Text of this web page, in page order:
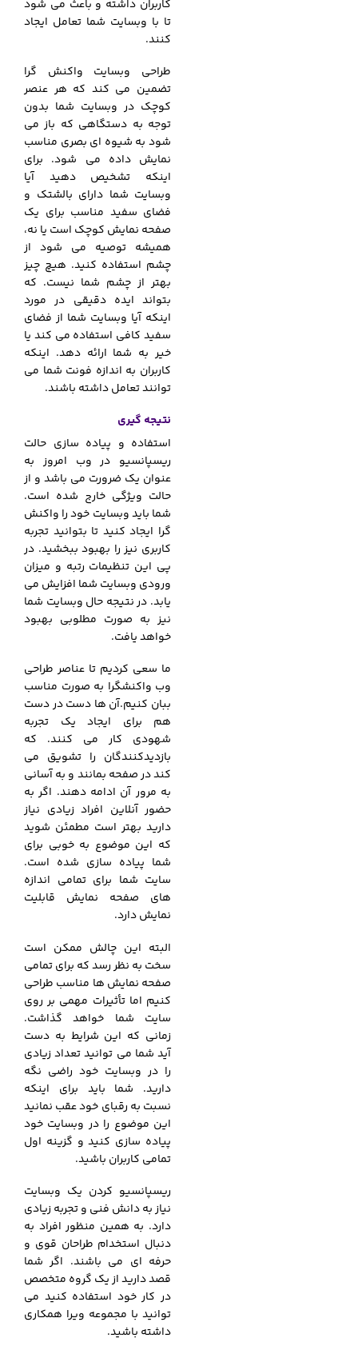
کاربران داشته و باعث می شود
تا با وبسایت شما تعامل ایجاد
کنند.
طراحی وبسایت واکنش گرا
تضمین می کند که هر عنصر
کوچک در وبسایت شما بدون
توجه به دستگاهی که باز می
شود به شیوه ای بصری مناسب
نمایش داده می شود. برای
اینکه تشخیص دهید آیا
وبسایت شما دارای بالشتک و
فضای سفید مناسب برای یک
صفحه نمایش کوچک است یا نه،
همیشه توصیه می شود از
چشم استفاده کنید. هیچ چیز
بهتر از چشم شما نیست. که
بتواند ایده دقیقی در مورد
اینکه آیا وبسایت شما از فضای
سفید کافی استفاده می کند یا
خیر به شما ارائه دهد. اینکه
کاربران به اندازه فونت شما می
توانند تعامل داشته باشند.
نتیجه گیری
استفاده و پیاده سازی حالت
ریسپانسیو در وب امروز به
عنوان یک ضرورت می باشد و از
حالت ویژگی خارج شده است.
شما باید وبسایت خود را واکنش
گرا ایجاد کنید تا بتوانید تجربه
کاربری نیز را بهبود ببخشید. در
پی این تنظیمات رتبه و میزان
ورودی وبسایت شما افزایش می
یابد. در نتیجه حال وبسایت شما
نیز به صورت مطلوبی بهبود
خواهد یافت.
ما سعی کردیم تا عناصر طراحی
وب واکنشگرا به صورت مناسب
ببان کنیم.آن ها دست در دست
هم برای ایجاد یک تجربه
شهودی کار می کنند. که
بازدیدکنندگان را تشویق می
کند در صفحه بمانند و به آسانی
به مرور آن ادامه دهند. اگر به
حضور آنلاین افراد زیادی نیاز
دارید بهتر است مطمئن شوید
که این موضوع به خوبی برای
شما پیاده سازی شده است.
سایت شما برای تمامی اندازه
های صفحه نمایش قابلیت
نمایش دارد.
البته این چالش ممکن است
سخت به نظر رسد که برای تمامی
صفحه نمایش ها مناسب طراحی
کنیم اما تأثیرات مهمی بر روی
سایت شما خواهد گذاشت.
زمانی که این شرایط به دست
آید شما می توانید تعداد زیادی
را در وبسایت خود راضی نگه
دارید. شما باید برای اینکه
نسبت به رقبای خود عقب نمانید
این موضوع را در وبسایت خود
پیاده سازی کنید و گزینه اول
تمامی کاربران باشید.
ریسپانسیو کردن یک وبسایت
نیاز به دانش فنی و تجربه زیادی
دارد. به همین منظور افراد به
دنبال استخدام طراحان قوی و
حرفه ای می باشند. اگر شما
قصد دارید از یک گروه متخصص
در کار خود استفاده کنید می
توانید با مجموعه ویرا همکاری
داشته باشید.